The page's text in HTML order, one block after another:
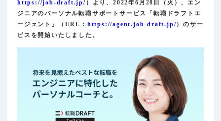
https://job-draft.jp/ ）より、2022年6月28日（火）、エン
ジニアのパーソナル転職サポートサービス「転職ドラフトエ
ージェント」（URL： https://agent.job-draft.jp/）のサー
ビスを開始いたしました。